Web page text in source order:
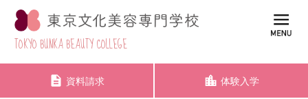
TOKYO BUNKA BEAUTY COLLEGE
資料請求 体験入学